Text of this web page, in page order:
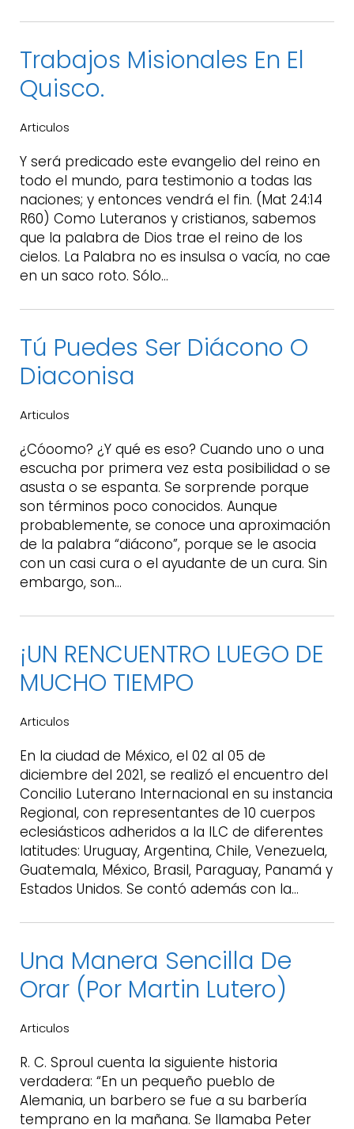
Trabajos Misionales En El
Quisco.
Articulos
Y será predicado este evangelio del reino en
todo el mundo, para testimonio a todas las
naciones; y entonces vendrá el fin. (Mat 24:14
R60) Como Luteranos y cristianos, sabemos
que la palabra de Dios trae el reino de los
cielos. La Palabra no es insulsa o vacía, no cae
en un saco roto. Sólo…
Tú Puedes Ser Diácono O
Diaconisa
Articulos
¿Cóoomo? ¿Y qué es eso? Cuando uno o una
escucha por primera vez esta posibilidad o se
asusta o se espanta. Se sorprende porque
son términos poco conocidos. Aunque
probablemente, se conoce una aproximación
de la palabra “diácono”, porque se le asocia
con un casi cura o el ayudante de un cura. Sin
embargo, son…
¡UN RENCUENTRO LUEGO DE
MUCHO TIEMPO
Articulos
En la ciudad de México, el 02 al 05 de
diciembre del 2021, se realizó el encuentro del
Concilio Luterano Internacional en su instancia
Regional, con representantes de 10 cuerpos
eclesiásticos adheridos a la ILC de diferentes
latitudes: Uruguay, Argentina, Chile, Venezuela,
Guatemala, México, Brasil, Paraguay, Panamá y
Estados Unidos. Se contó además con la…
Una Manera Sencilla De
Orar (por Martin Lutero)
Articulos
R. C. Sproul cuenta la siguiente historia
verdadera: “En un pequeño pueblo de
Alemania, un barbero se fue a su barbería
temprano en la mañana. Se llamaba Peter